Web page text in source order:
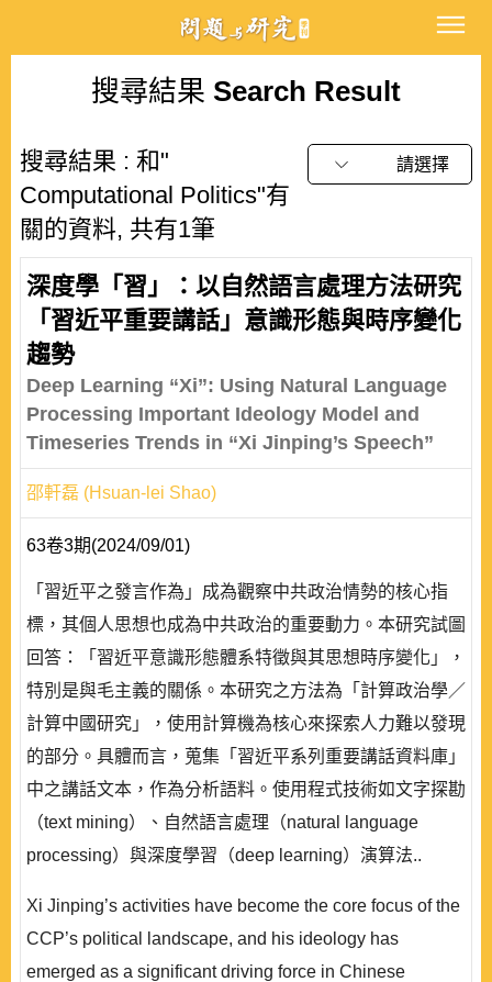
搜尋結果 Search Result
搜尋結果 : 和"
Computational Politics"有
關的資料, 共有1筆
請選擇
深度學「習」：以自然語言處理方法研究
「習近平重要講話」意識形態與時序變化
趨勢
Deep Learning “Xi”: Using Natural Language
Processing Important Ideology Model and
Timeseries Trends in “Xi Jinping’s Speech”
邵軒磊 (Hsuan-lei Shao)
63卷3期(2024/09/01)
「習近平之發言作為」成為觀察中共政治情勢的核心指
標，其個人思想也成為中共政治的重要動力。本研究試圖
回答：「習近平意識形態體系特徵與其思想時序變化」，
特別是與毛主義的關係。本研究之方法為「計算政治學／
計算中國研究」，使用計算機為核心來探索人力難以發現
的部分。具體而言，蒐集「習近平系列重要講話資料庫」
中之講話文本，作為分析語料。使用程式技術如文字探勘
（text mining）、自然語言處理（natural language
processing）與深度學習（deep learning）演算法..
Xi Jinping’s activities have become the core focus of the
CCP’s political landscape, and his ideology has
emerged as a significant driving force in Chinese